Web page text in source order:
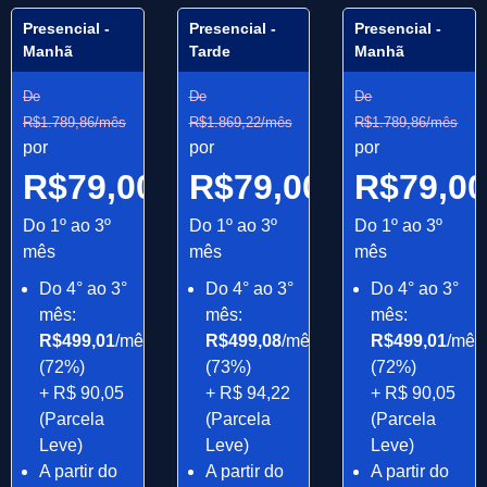
Presencial -
Manhã
De
R$1.789,86/mês
por
R$79,00/mês
Do 1º ao 3º
mês
Do 4° ao 3°
mês:
R$499,01/mês
(72%)
+ R$ 90,05
(Parcela
Leve)
A partir do
Presencial -
Tarde
De
R$1.869,22/mês
por
R$79,00/mês
Do 1º ao 3º
mês
Do 4° ao 3°
mês:
R$499,08/mês
(73%)
+ R$ 94,22
(Parcela
Leve)
A partir do
Presencial -
Manhã
De
R$1.789,86/mês
por
Do 1º ao 3º
mês
Do 4° ao 3°
mês:
R$499,01/mês
(72%)
+ R$ 90,05
(Parcela
Leve)
A partir do